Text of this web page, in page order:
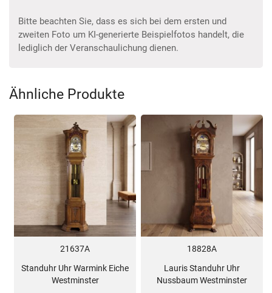
Bitte beachten Sie, dass es sich bei dem ersten und
zweiten Foto um KI-generierte Beispielfotos handelt, die
lediglich der Veranschaulichung dienen.
Ähnliche Produkte
21637A
Standuhr Uhr Warmink Eiche
Westminster
18828A
Lauris Standuhr Uhr
Nussbaum Westminster